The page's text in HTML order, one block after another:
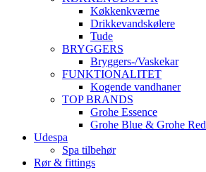
Køkkenkværne
Drikkevandskølere
Tude
BRYGGERS
Bryggers-/Vaskekar
FUNKTIONALITET
Kogende vandhaner
TOP BRANDS
Grohe Essence
Grohe Blue & Grohe Red
Udespa
Spa tilbehør
Rør & fittings